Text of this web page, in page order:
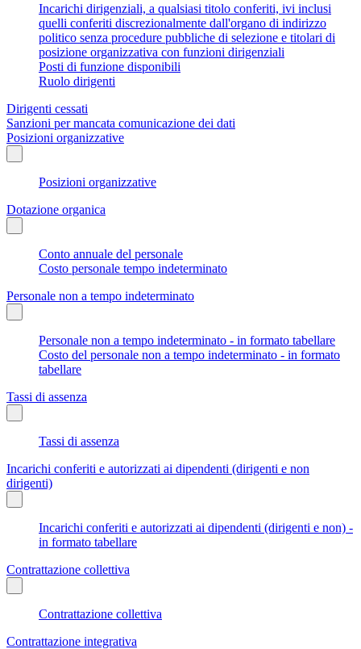
Incarichi dirigenziali, a qualsiasi titolo conferiti, ivi inclusi
quelli conferiti discrezionalmente dall'organo di indirizzo
politico senza procedure pubbliche di selezione e titolari di
posizione organizzativa con funzioni dirigenziali
Posti di funzione disponibili
Ruolo dirigenti
Dirigenti cessati
Sanzioni per mancata comunicazione dei dati
Posizioni organizzative
Posizioni organizzative
Dotazione organica
Conto annuale del personale
Costo personale tempo indeterminato
Personale non a tempo indeterminato
Personale non a tempo indeterminato - in formato tabellare
Costo del personale non a tempo indeterminato - in formato
tabellare
Tassi di assenza
Tassi di assenza
Incarichi conferiti e autorizzati ai dipendenti (dirigenti e non
dirigenti)
Incarichi conferiti e autorizzati ai dipendenti (dirigenti e non) -
in formato tabellare
Contrattazione collettiva
Contrattazione collettiva
Contrattazione integrativa